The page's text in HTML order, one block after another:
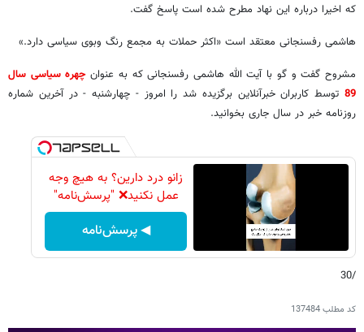
که اخیرا درباره این نهاد مطرح شده است پاسخ گفت.
هاشمی رفسنجانی معتقد است «اکثر حملات به مجمع رنگ وبوی سیاسی دارد.»
مشروح گفت و گو با آیت الله هاشمی رفسنجانی که به عنوانچهره سیاسی سال
89 توسط کاربران خبرآنلاین برگزیده شد را امروز - چهارشنبه - در آخرین شماره
روزنامه خبر در سال جاری بخوانید.
زانو درد دارین؟ به هیچ وجه
عمل نکنید❌ "پرسش‌نامه"
◀ پرسش‌نامه
/30
کد مطلب137484